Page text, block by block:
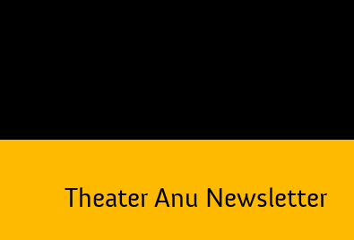
Theater Anu Newsletter